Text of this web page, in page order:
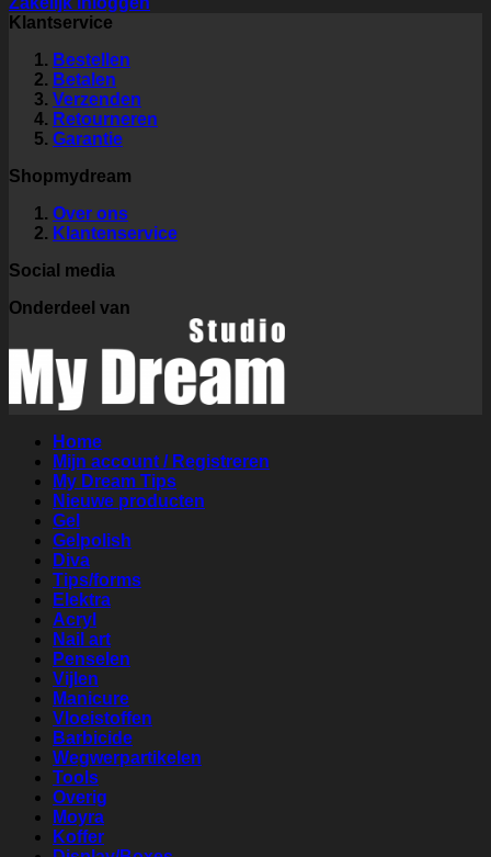
Klantservice
Bestellen
Betalen
Verzenden
Retourneren
Garantie
Shopmydream
Over ons
Klantenservice
Social media
Onderdeel van
Home
Mijn account / Registreren
My Dream Tips
Nieuwe producten
Gel
Gelpolish
Diva
Tips/forms
Elektra
Acryl
Nail art
Penselen
Vijlen
Manicure
Vloeistoffen
Barbicide
Wegwerpartikelen
Tools
Overig
Moyra
Koffer